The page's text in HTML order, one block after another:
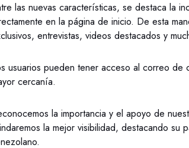
las nuevas características, se destaca la
en la página de inicio. De esta
entrevistas, videos destacados y
usuarios pueden tener acceso al correo
cercanía.
la importancia y el apoyo de
la mejor visibilidad, destacando